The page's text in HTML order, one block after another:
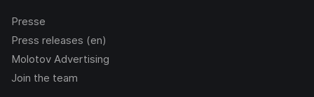
Presse
Press releases (en)
Molotov Advertising
Join the team